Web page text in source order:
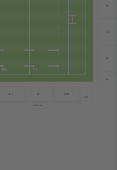
SC
SF
SE
SD
WA
WB
WC
WD
WU-A